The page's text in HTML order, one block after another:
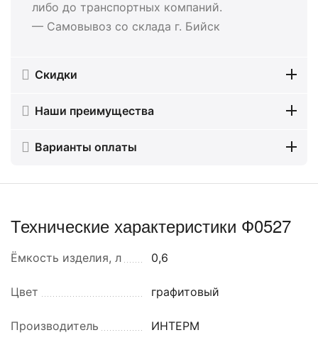
либо до транспортных компаний.
— Самовывоз со склада г. Бийск
Скидки
Наши преимущества
Варианты оплаты
Технические характеристики Ф0527
Ёмкость изделия, л 0,6
Цвет графитовый
Производитель ИНТЕРМ